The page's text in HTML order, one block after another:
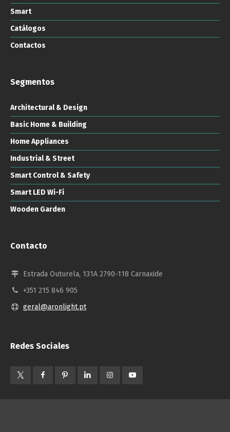
Smart
Catálogos
Contactos
Segmentos
Architectural & Design
Basic Home & Building
Home Appliances
Industrial & Street
Smart Control & Safety
Smart LED Wi-Fi
Wooden Garden
Contacto
Estrada Outurela, 131A 2790-118 Carnaxide
+351 215 846 905
geral@aronlight.pt
Redes Sociales